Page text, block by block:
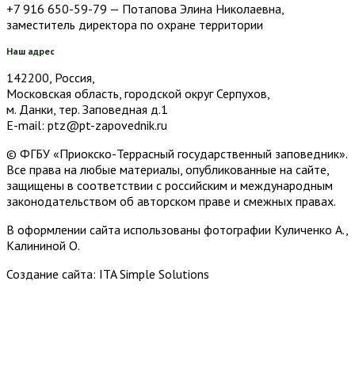
+7 916 650-59-79 — Потапова Элина Николаевна,
заместитель директора по охране территории
Наш адрес
142200, Россия,
Московская область, городской округ Серпухов,
м. Данки, тер. Заповедная д.1
E-mail: ptz@pt-zapovednik.ru
© ФГБУ «Приокско-Террасный государственный заповедник».
Все права на любые материалы, опубликованные на сайте,
защищены в соответствии с российским и международным
законодательством об авторском праве и смежных правах.
В оформлении сайта использованы фотографии Куличенко А.,
Калининой О.
Создание сайта: ITA Simple Solutions